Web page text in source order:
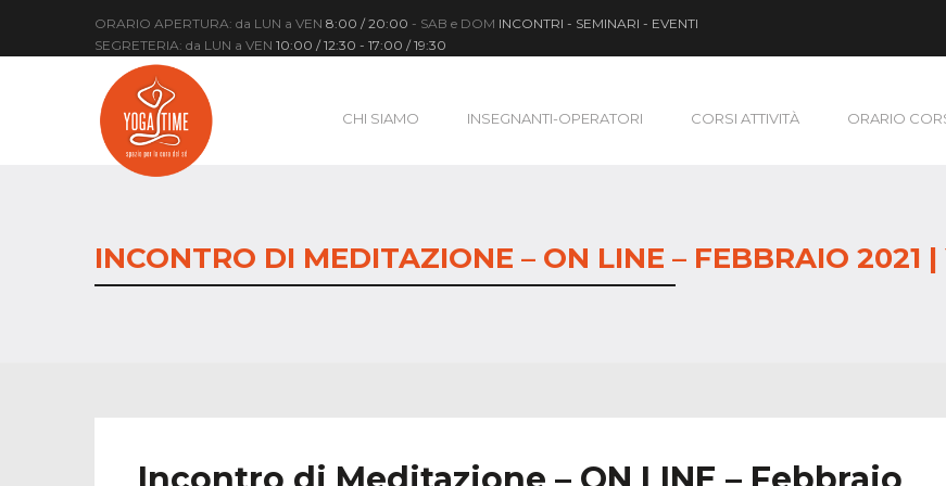
ORARIO APERTURA: da LUN a VEN 8:00 / 20:00 - SAB e DOM INCONTRI - SEMINARI - EVENTI
SEGRETERIA: da LUN a VEN 10:00 / 12:30 - 17:00 / 19:30
CHI SIAMO INSEGNANTI-OPERATORI CORSI ATTIVITÀ ORARIO
INCONTRO DI MEDITAZIONE – ON LINE – FEBBRAIO 2021